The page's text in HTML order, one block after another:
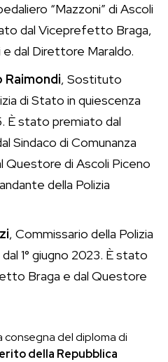
“Mazzoni” di Ascoli
dal Viceprefetto Braga,
e dal Direttore Maraldo.
Raimondi, Sostituto
di Stato in quiescenza
È stato premiato dal
Sindaco di Comunanza
Questore di Ascoli Piceno
della Polizia
, Commissario della Polizia
1° giugno 2023. È stato
Braga e dal Questore
consegna del diploma di
della Repubblica